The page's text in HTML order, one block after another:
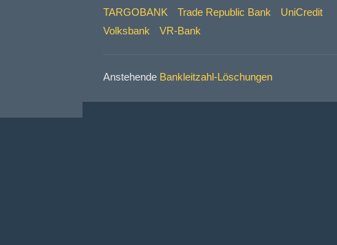
TARGOBANK
Trade Republic Bank
UniCredit
Volksbank
VR-Bank
Anstehende Bankleitzahl-Löschungen